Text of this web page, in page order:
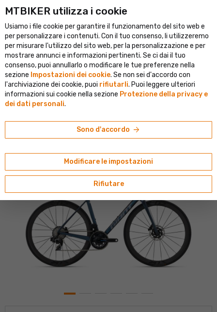
4.9/5 valutazione della soddisfazione
person menu
Ricerca search
homenavigate_next Biciclettenavigate_nextBici da corsa
Giant
ocean twilight/glare chrome
5/5 (1 recensione)
MTBIKER utilizza i cookie
Usiamo i file cookie per garantire il funzionamento del sito web e
per personalizzare i contenuti. Con il tuo consenso, li utilizzeremo
per misurare l'utilizzo del sito web, per la personalizzazione e per
mostrare annunci e informazioni pertinenti. Se ci dai il tuo
consenso, puoi annullarlo o modificare le tue preferenze nella
sezione Impostazioni dei cookie. Se non sei d'accordo con
l'archiviazione dei cookie, puoi rifiutarli. Puoi leggere ulteriori
informazioni sui cookie nella sezione Protezione della privacy e
dei dati personali.
Modificare le impostazioni
Rifiutare
Sono d'accordo arrow_forward